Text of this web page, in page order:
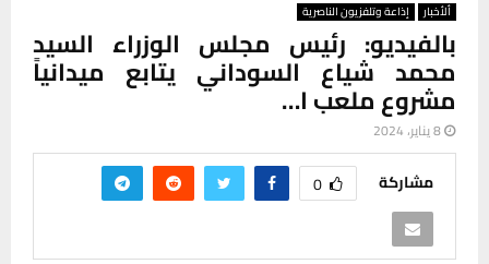
ألأخبار إذاعة وتلفزيون الناصرية
بالفيديو: رئيس مجلس الوزراء السيد
محمد شياع السوداني يتابع ميدانياً
مشروع ملعب ا…
8 يناير، 2024
مشاركة 0